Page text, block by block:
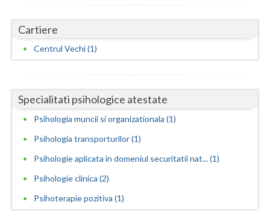
Mures
Neamt
Olt
Prahova
Salaj
Satu-Mare
Sibiu
Suceava
Cartiere
Centrul Vechi (1)
Specialitati psihologice atestate
Psihologia muncii si organizationala (1)
Psihologia transporturilor (1)
Psihologie aplicata in domeniul securitatii nat... (1)
Psihologie clinica (2)
Psihoterapie pozitiva (1)